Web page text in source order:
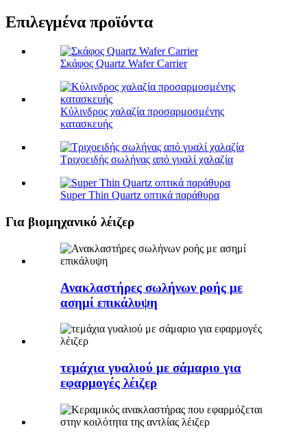
Επιλεγμένα προϊόντα
Σκάφος Quartz Wafer Carrier
Κύλινδρος χαλαζία προσαρμοσμένης
κατασκευής
Τριχοειδής σωλήνας από γυαλί χαλαζία
Super Thin Quartz οπτικά παράθυρα
Για βιομηχανικό λέιζερ
Ανακλαστήρες σωλήνων ροής με
ασημί επικάλυψη
τεμάχια γυαλιού με σάμαριο για
εφαρμογές λέιζερ